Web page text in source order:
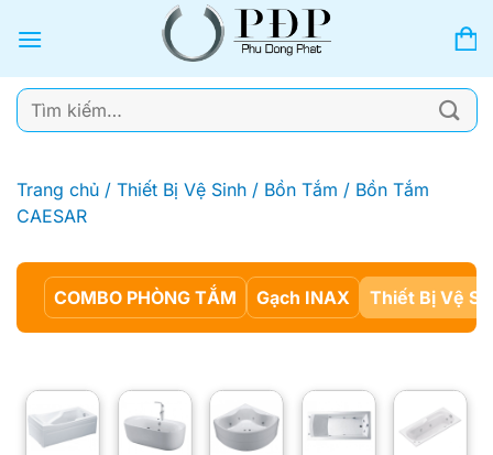
qua
dung
Tìm
kiếm:
Trang chủ / Thiết Bị Vệ Sinh / Bồn Tắm / Bồn Tắm
CAESAR
COMBO PHÒNG TẮM Gạch INAX Thiết Bị Vệ